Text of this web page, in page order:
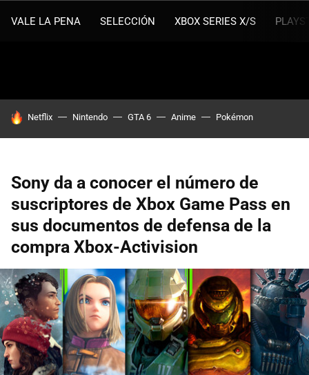
VALE LA PENA SELECCIÓN XBOX SERIES X/S
HOY SE HABLA DE
Netflix Nintendo GTA 6 Anime Pokémon
Sony da a conocer el número de
suscriptores de Xbox Game Pass en
sus documentos de defensa de la
compra Xbox-Activision